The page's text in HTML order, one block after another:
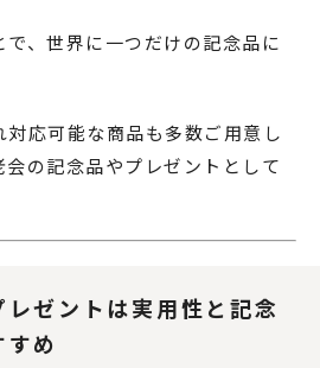
、世界に一つだけの記念品に
応可能な商品も多数ご用意し
の記念品やプレゼントとして
ゼントは実用性と記念
め